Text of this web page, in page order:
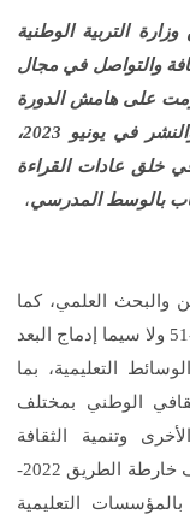
وزارة التربية الوطنية
والتواصل في مجال
على هامش الدورة
الثامنة والعشرين للمعرض الدولي للكتاب والنشر في يونيو 2023،
في خلق عادات القراءة
بالوسط المدرسي،
والبحث العلمي، كما
حددتها المادة الخامسة من القانون الإطار 17-51 ولا سيما إدماج البعد
التعليمية، بما
الوطني بمختلف
وتنمية الثقافة
الوطنية، وفي انتظام تام مع مقتضيات وأهداف خارطة الطريق 2022-
بالمؤسسات التعليمية